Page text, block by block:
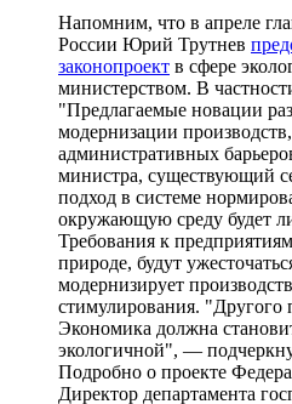
Напомним, что в апреле
России Юрий Трутнев
законопроект в сфере
министерством. В
"Предлагаемые новации
модернизации
административных
министра, существующий
подход в системе
окружающую среду будет
Требования к
природе, будут
модернизирует
стимулирования. "Другого
Экономика должна
экологичной", —
Подробно о проекте
Директор департамента